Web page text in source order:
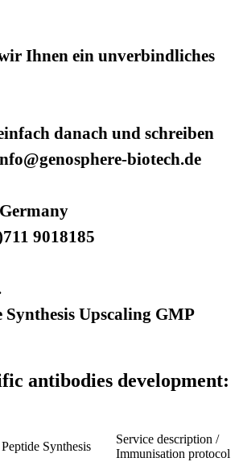
Ihnen ein unverbindliches
danach und schreiben
biotech.de
9018185
Synthesis Upscaling GMP
antibodies development:
Peptide Synthesis
Service description /
Immunisation protocol